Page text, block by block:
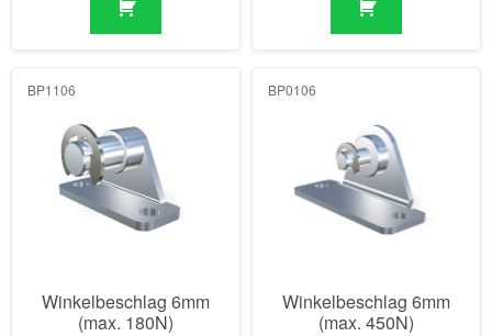
BP1106
Winkelbeschlag 6mm
(max. 180N)
BP0106
Winkelbeschlag 6mm
(max. 450N)